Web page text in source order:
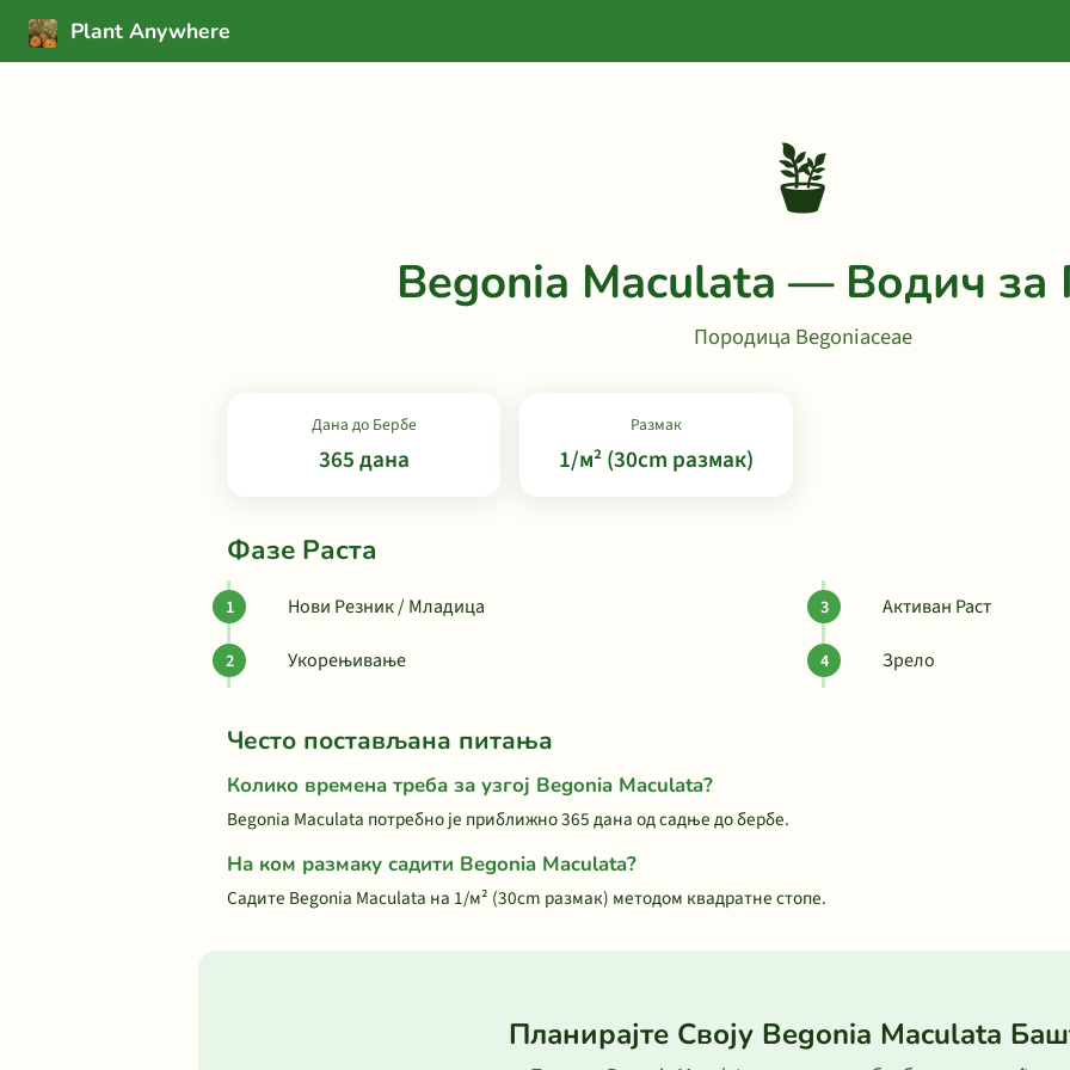
Plant Anywhere
🪴
Begonia Maculata — Водич за
Породица Begoniaceae
Дана до Бербе
365 дана
Размак
1/м² (30cm размак)
Фазе Раста
Нови Резник / Младица
Укорењивање
Активан Раст
Зрело
Често постављана питања
Колико времена треба за узгој Begonia Maculata?
Begonia Maculata потребно је приближно 365 дана од садње до бербе.
На ком размаку садити Begonia Maculata?
Садите Begonia Maculata на 1/м² (30cm размак) методом квадратне стопе.
Планирајте Своју Begonia Maculata